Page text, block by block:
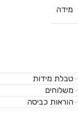
מידה
טבלת מידות
משלוחים
הוראות כביסה